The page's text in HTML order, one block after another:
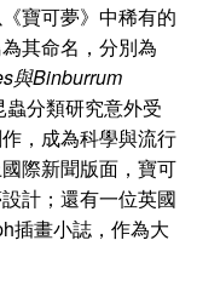
寶可夢》中稀有的
其命名，分別為
與Binburrum
分類研究意外受
，成為科學與流行
際新聞版面，寶可
計；還有一位英國
插畫小誌，作為大